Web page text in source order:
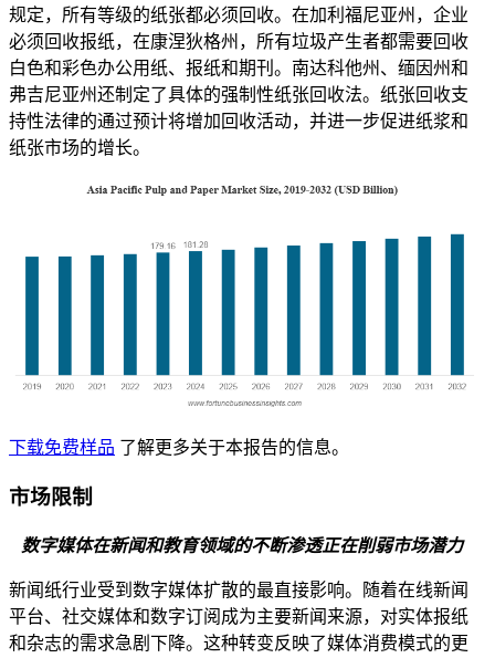
规定，所有等级的纸张都必须回收。在加利福尼亚州，企业
必须回收报纸，在康涅狄格州，所有垃圾产生者都需要回收
白色和彩色办公用纸、报纸和期刊。南达科他州、缅因州和
弗吉尼亚州还制定了具体的强制性纸张回收法。纸张回收支
持性法律的通过预计将增加回收活动，并进一步促进纸浆和
纸张市场的增长。
下载免费样品 了解更多关于本报告的信息。
市场限制
数字媒体在新闻和教育领域的不断渗透正在削弱市场潜力
新闻纸行业受到数字媒体扩散的最直接影响。随着在线新闻
平台、社交媒体和数字订阅成为主要新闻来源，对实体报纸
和杂志的需求急剧下降。这种转变反映了媒体消费模式的更